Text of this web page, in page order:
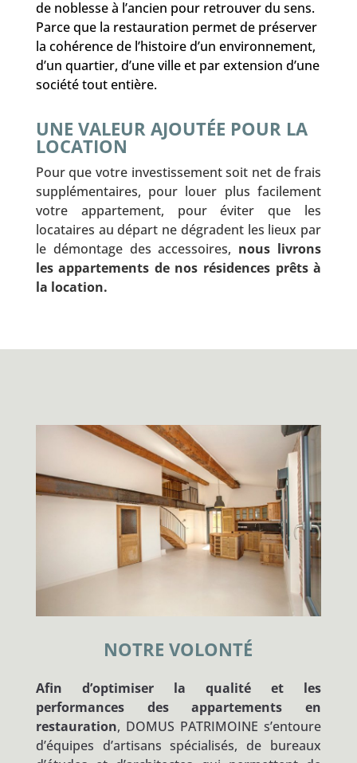
de noblesse à l’ancien pour retrouver du sens.
Parce que la restauration permet de préserver
la cohérence de l’histoire d’un environnement,
d’un quartier, d’une ville et par extension d’une
société tout entière.
UNE VALEUR AJOUTÉE POUR LA
LOCATION
Pour que votre investissement soit net de frais
supplémentaires, pour louer plus facilement
votre appartement, pour éviter que les
locataires au départ ne dégradent les lieux par
le démontage des accessoires, nous livrons
les appartements de nos résidences prêts à
la location.
NOTRE VOLONTÉ
Afin d’optimiser la qualité et les
performances des appartements en
restauration, DOMUS PATRIMOINE s’entoure
d’équipes d’artisans spécialisés, de bureaux